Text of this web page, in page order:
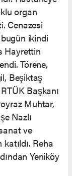
organ
Cenazesi
ikindi
Hayrettin
Törene,
Beşiktaş
Başkanı
Muhtar,
Nazlı
ve
Reha
Yeniköy